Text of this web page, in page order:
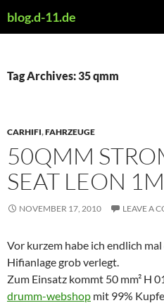
toblog.d-11.de
Tag Archives: 35 qmm
CARHIFI,FAHRZEUGE
50QMM
SEAT LEON
NOVEMBER 17, 2010 LEAVE A
Vor kurzem habe ich endlich
Hifianlage grob verlegt.
Zum Einsatz kommt 50 mm² H
drumm-webshop mit 99%